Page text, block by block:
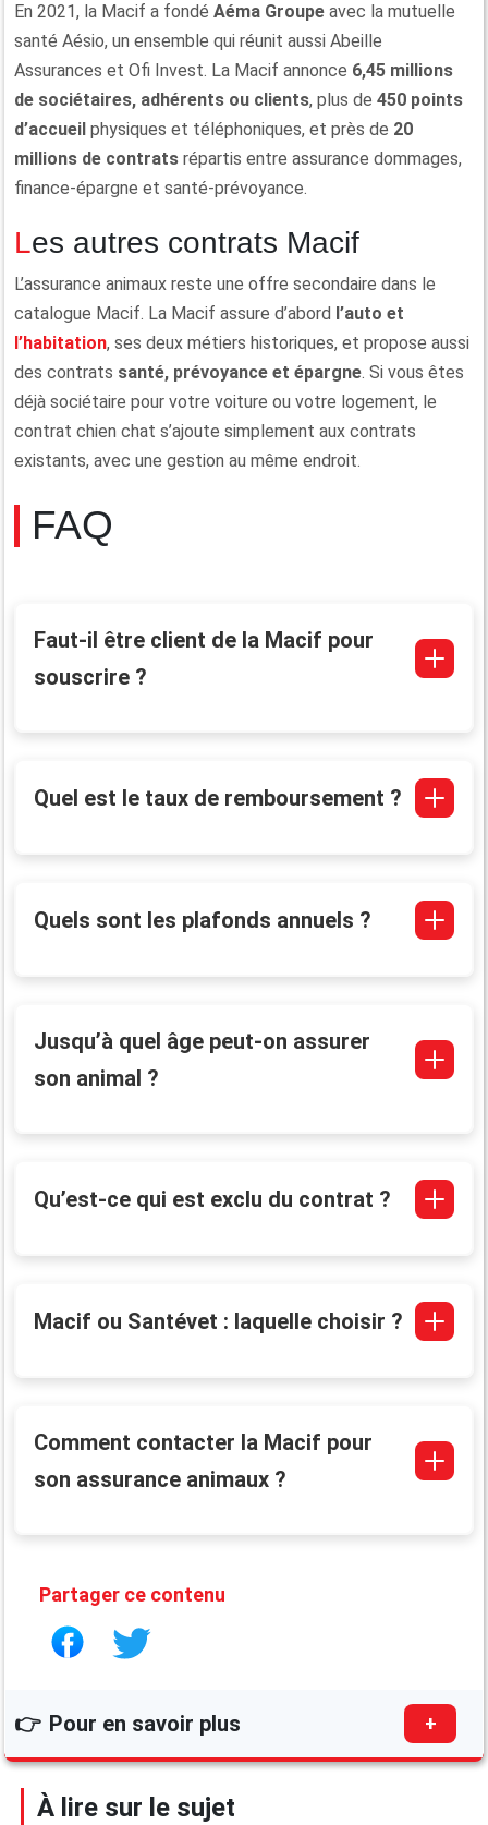
En 2021, la Macif a fondé Aéma Groupe avec la mutuelle
santé Aésio, un ensemble qui réunit aussi Abeille
Assurances et Ofi Invest. La Macif annonce 6,45 millions
de sociétaires, adhérents ou clients, plus de 450 points
d’accueil physiques et téléphoniques, et près de 20
millions de contrats répartis entre assurance dommages,
finance-épargne et santé-prévoyance.
Les autres contrats Macif
L’assurance animaux reste une offre secondaire dans le
catalogue Macif. La Macif assure d’abord l’auto et
l’habitation, ses deux métiers historiques, et propose aussi
des contrats santé, prévoyance et épargne. Si vous êtes
déjà sociétaire pour votre voiture ou votre logement, le
contrat chien chat s’ajoute simplement aux contrats
existants, avec une gestion au même endroit.
FAQ
Faut-il être client de la Macif pour
souscrire ?
Quel est le taux de remboursement ?
Quels sont les plafonds annuels ?
Jusqu’à quel âge peut-on assurer
son animal ?
Qu’est-ce qui est exclu du contrat ?
Macif ou Santévet : laquelle choisir ?
Comment contacter la Macif pour
son assurance animaux ?
Partager ce contenu
👉 Pour en savoir plus +
Avis sur Santévet, assurance n° 1 pour les
Avis sur l’assurance vélo Decathlon :
À lire sur le sujet